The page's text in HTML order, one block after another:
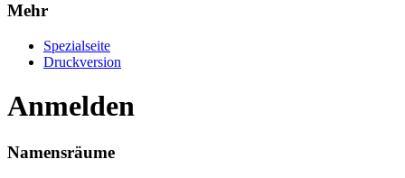
Mehr
Spezialseite
Druckversion
Anmelden
Namensräume